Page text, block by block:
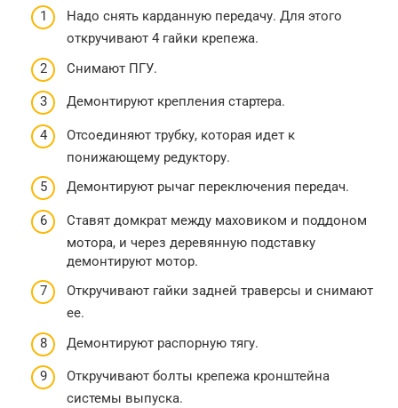
Надо снять карданную передачу. Для этого
откручивают 4 гайки крепежа.
Снимают ПГУ.
Демонтируют крепления стартера.
Отсоединяют трубку, которая идет к
понижающему редуктору.
Демонтируют рычаг переключения передач.
Ставят домкрат между маховиком и поддоном
мотора, и через деревянную подставку
демонтируют мотор.
Откручивают гайки задней траверсы и снимают
ее.
Демонтируют распорную тягу.
Откручивают болты крепежа кронштейна
системы выпуска.